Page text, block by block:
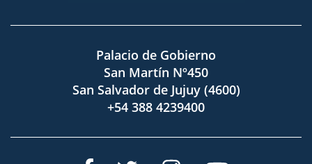
Palacio de Gobierno
San Martín Nº450
San Salvador de Jujuy (4600)
+54 388 4239400